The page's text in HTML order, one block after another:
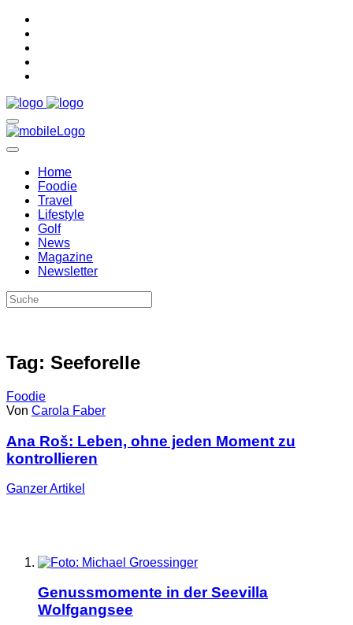
Home
Foodie
Travel
Lifestyle
Golf
News
Magazine
Newsletter
Tag: Seeforelle
Foodie
Von Carola Faber
Ana Roš: Leben, ohne jeden Moment zu
kontrollieren
GanzerArtikel
Genussmomente in der Seevilla
Wolfgangsee